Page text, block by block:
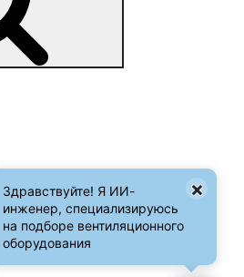
Здравствуйте! Я ИИ-
инженер, специализируюсь
на подборе вентиляционного
оборудования
×